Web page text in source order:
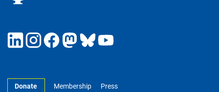
Donate Membership Press